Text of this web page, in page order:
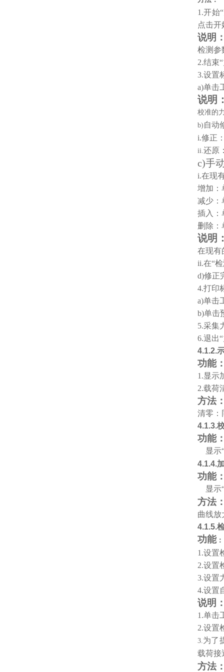
1.开始
点击开
说明
检测参
2.结束
3.设置
a)单击
说明
校准的
b) 自动
i.修正
ii.还原
c)手
i.在现
增加：
减少：
插入：
删除：
说明
在现有
ii.在“
d)修正
4.打印
a)单击
b)单击
5.采集
6.退出
4.1.2.
功能
1.显示
2.载荷
方法
清零：
4.1.3.
功能
显示
4.1.4.
功能
显示
方法
曲线放
4.1.5.
功能：
1.设置
2.设置
3.设置
4.设置
说明
1.单击
2.设置
3.为了
载荷接
方法